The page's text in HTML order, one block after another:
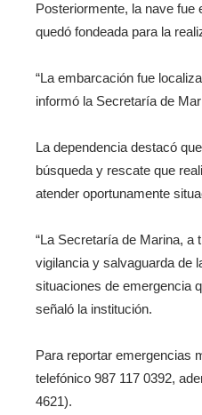
Posteriormente, la nave fue
quedó fondeada para la
“La embarcación fue
informó la Secretaría de
La dependencia destacó
búsqueda y rescate que
atender oportunamente
“La Secretaría de Marina,
vigilancia y salvaguarda de
situaciones de emergencia
señaló la institución.
Para reportar emergencias
telefónico 987 117 0392,
4621).